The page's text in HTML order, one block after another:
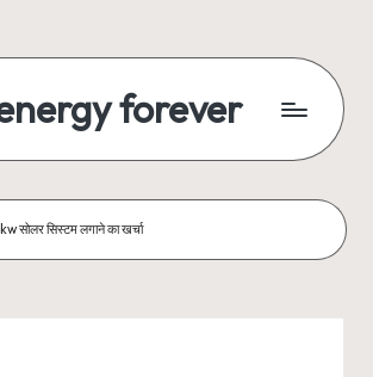
forever
सोलर सिस्टम लगाने का खर्चा